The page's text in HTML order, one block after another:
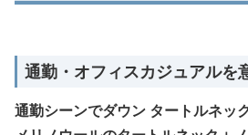
通勤・オフィスカジュアルを
通勤シーンでダウン タートルネッ